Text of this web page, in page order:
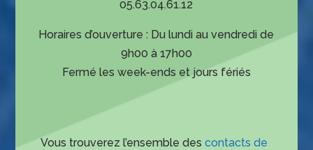
05.63.04.61.12
Horaires d’ouverture : Du lundi au vendredi de
9h00 à 17h00
Fermé les week-ends et jours fériés
Vous trouverez l’ensemble descontacts de